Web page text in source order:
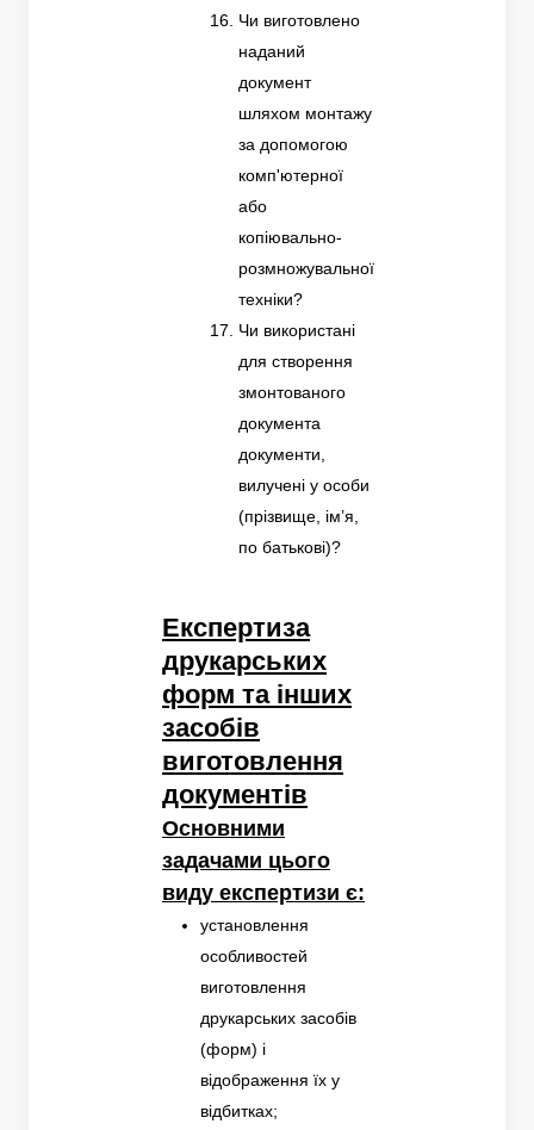
Чи виготовлено
наданий
документ
шляхом монтажу
за допомогою
комп'ютерної
або
копіювально-
розмножувальної
техніки?
Чи використані
для створення
змонтованого
документа
документи,
вилучені у особи
(прізвище, ім’я,
по батькові)?
Експертиза
друкарських
форм та інших
засобів
виготовлення
документів
Основними
задачами цього
виду експертизи є:
установлення
особливостей
виготовлення
друкарських засобів
(форм) і
відображення їх у
відбитках;